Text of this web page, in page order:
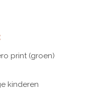
print (groen)
kinderen